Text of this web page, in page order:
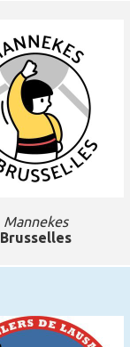
Mannekes
Brusselles